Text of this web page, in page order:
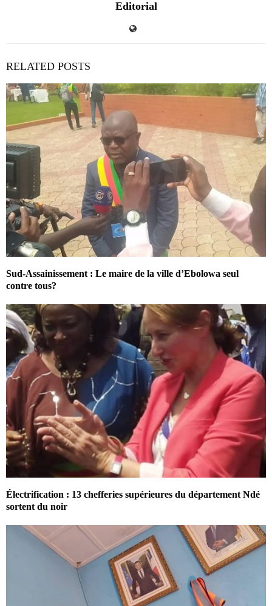
Editorial
RELATED POSTS
Sud-Assainissement : Le maire de la ville d’Ebolowa seul
contre tous?
Électrification : 13 chefferies supérieures du département Ndé
sortent du noir